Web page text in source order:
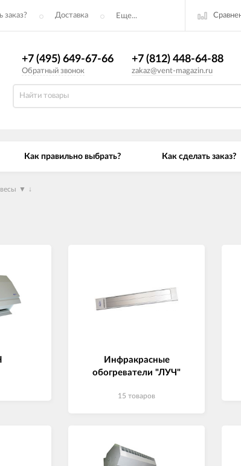
заказ? Доставка Еще...
+7 (495) 649-67-66
Обратный звонок
+7 (812) 448-64-88
zakaz@vent-magazin.ru
Как правильно выбрать? Как сделать заказ?
▼ ↓
Инфракрасные
обогреватели "ЛУЧ"
15 товаров